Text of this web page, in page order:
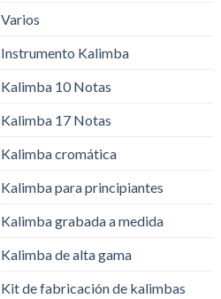
Varios
Instrumento Kalimba
Kalimba 10 Notas
Kalimba 17 Notas
Kalimba cromática
Kalimba para principiantes
Kalimba grabada a medida
Kalimba de alta gama
Kit de fabricación de kalimbas